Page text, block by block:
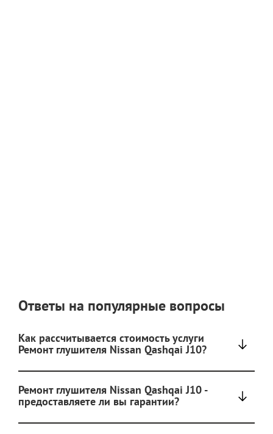
Ответы на популярные вопросы
Как рассчитывается стоимость услуги
Ремонт глушителя Nissan Qashqai J10?
Ремонт глушителя Nissan Qashqai J10 -
предоставляете ли вы гарантии?